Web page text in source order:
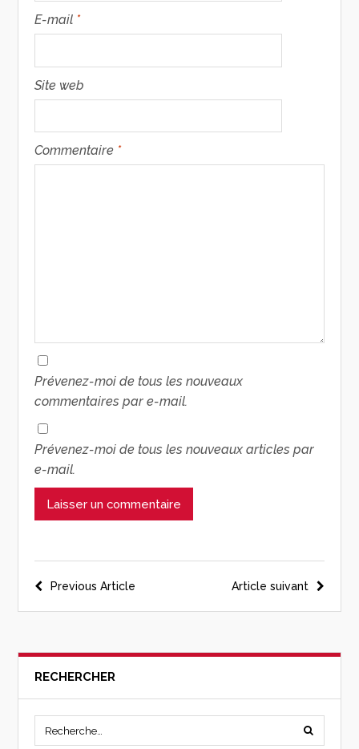
E-mail *
Site web
Commentaire *
Prévenez-moi de tous les nouveaux
commentaires par e-mail.
Prévenez-moi de tous les nouveaux articles par
e-mail.
Article suivant
Previous Article
RECHERCHER